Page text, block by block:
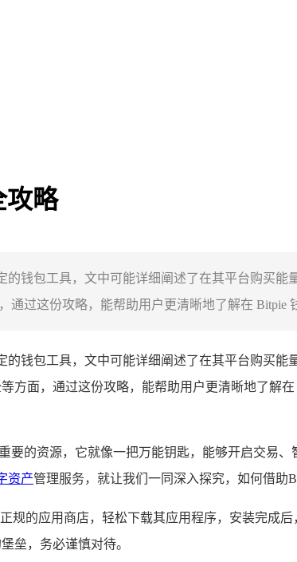
攻略
钱包工具，文中可能详细阐述了在其平台购买
过这份攻略，能帮助用户更清晰地了解在 Bitpie
钱包工具，文中可能详细阐述了在其平台购买
方面，通过这份攻略，能帮助用户更清晰地了解
的资源，它就像一把万能钥匙，能够开启交易
资产管理服务，就让我们一同深入探究，如何借助
规的应用商店，轻松下载其应用程序，安装完成
垒，务必谨慎对待。